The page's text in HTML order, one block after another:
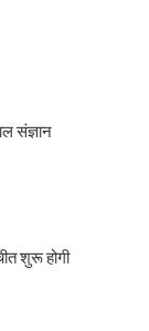
संज्ञान
शुरू होगी